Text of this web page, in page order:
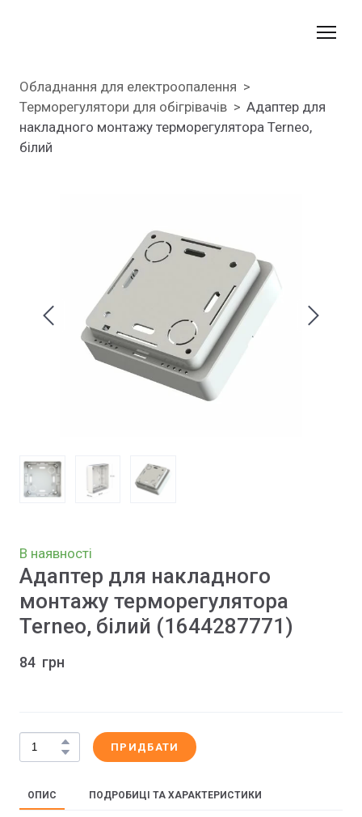
Обладнання для електроопалення
Терморегулятори для обігрівачів
Адаптер для
накладного монтажу терморегулятора Terneo,
білий
В наявності
Адаптер для накладного
монтажу терморегулятора
Terneo, білий (1644287771)
84  грн
ПРИДБАТИ
ОПИС ПОДРОБИЦІ ТА ХАРАКТЕРИСТИКИ